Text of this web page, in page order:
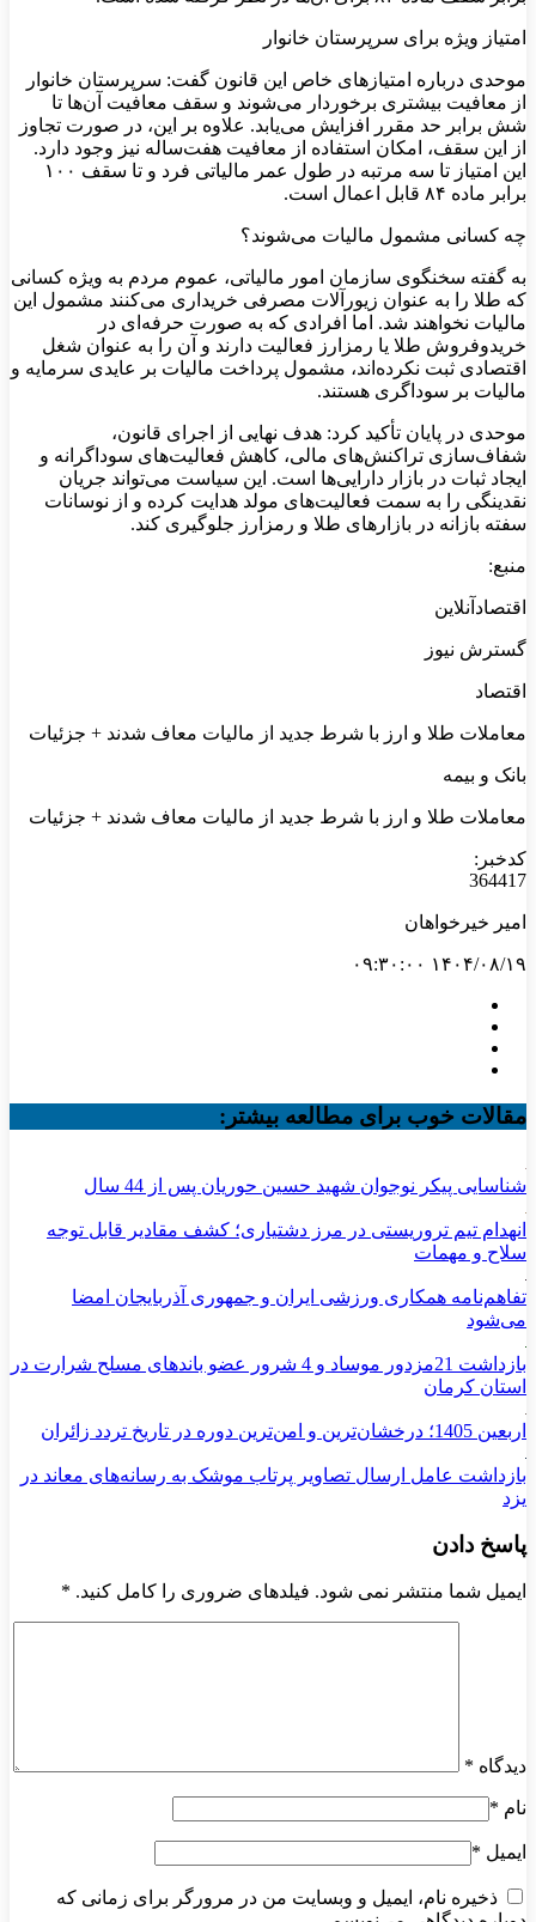
امتیاز ویژه برای سرپرستان خانوار
موحدی درباره امتیازهای خاص این قانون گفت: سرپرستان خانوار
از معافیت بیشتری برخوردار می‌شوند و سقف معافیت آن‌ها تا
شش برابر حد مقرر افزایش می‌یابد. علاوه بر این، در صورت تجاوز
از این سقف، امکان استفاده از معافیت هفت‌ساله نیز وجود دارد.
این امتیاز تا سه مرتبه در طول عمر مالیاتی فرد و تا سقف ۱۰۰
برابر ماده ۸۴ قابل اعمال است.
چه کسانی مشمول مالیات می‌شوند؟
به گفته سخنگوی سازمان امور مالیاتی، عموم مردم به‌ ویژه کسانی
که طلا را به عنوان زیورآلات مصرفی خریداری می‌کنند مشمول این
مالیات نخواهند شد. اما افرادی که به‌ صورت حرفه‌ای در
خریدوفروش طلا یا رمزارز فعالیت دارند و آن را به‌ عنوان شغل
اقتصادی ثبت نکرده‌اند، مشمول پرداخت مالیات بر عایدی سرمایه و
مالیات بر سوداگری هستند.
موحدی در پایان تأکید کرد: هدف نهایی از اجرای قانون،
شفاف‌سازی تراکنش‌های مالی، کاهش فعالیت‌های سوداگرانه و
ایجاد ثبات در بازار دارایی‌ها است. این سیاست می‌تواند جریان
نقدینگی را به سمت فعالیت‌های مولد هدایت کرده و از نوسانات
سفته‌ بازانه در بازارهای طلا و رمزارز جلوگیری کند.
منبع:
اقتصادآنلاین
گسترش نیوز
اقتصاد
معاملات طلا و ارز با شرط جدید از مالیات معاف شدند + جزئیات
بانک و بیمه
معاملات طلا و ارز با شرط جدید از مالیات معاف شدند + جزئیات
کدخبر:
364417
امیر خیرخواهان
۱۴۰۴/۰۸/۱۹ ۰۹:۳۰:۰۰
مقالات خوب برای مطالعه بیشتر:
شناسایی پیکر نوجوان شهید حسین حوریان پس از 44 سال
انهدام تیم تروریستی در مرز دشتیاری؛ کشف مقادیر قابل توجه
سلاح و مهمات
تفاهم‌نامه همکاری ورزشی ایران و جمهوری آذربایجان امضا
می‌شود
بازداشت 21مزدور موساد و 4 شرور عضو باندهای مسلح شرارت در
استان کرمان
اربعین 1405؛ درخشان‌ترین و امن‌ترین دوره در تاریخ تردد زائران
بازداشت عامل ارسال تصاویر پرتاب موشک به رسانه‌های معاند در
یزد
پاسخ دادن
ایمیل شما منتشر نمی شود. فیلدهای ضروری را کامل کنید. *
دیدگاه *
نام *
ایمیل *
ذخیره نام، ایمیل و وبسایت من در مرورگر برای زمانی که